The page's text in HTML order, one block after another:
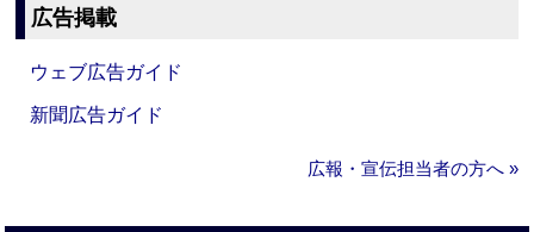
広告掲載
ウェブ広告ガイド
新聞広告ガイド
広報・宣伝担当者の方へ »